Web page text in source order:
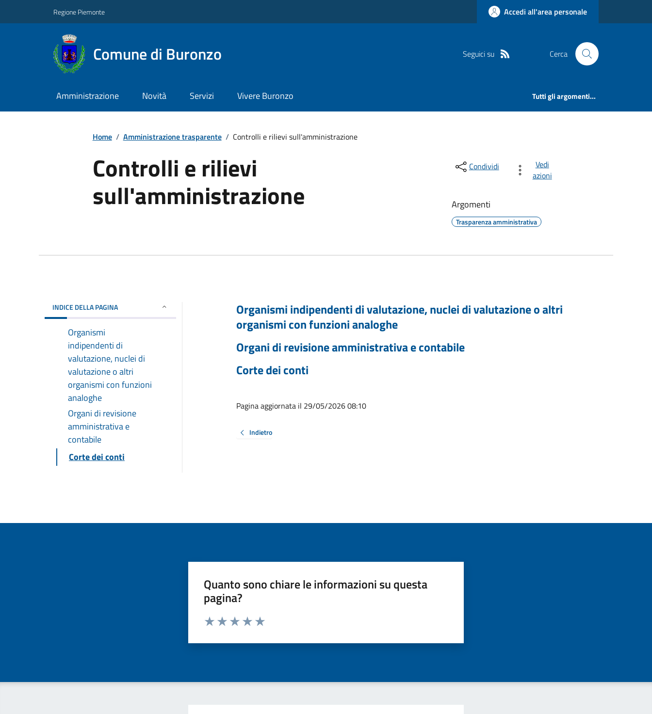
Regione Piemonte Accedi all'area personale
Comune di Buronzo Seguici su Cerca
Amministrazione Novità Servizi Vivere Buronzo Tutti gli argomenti...
Home / Amministrazione trasparente / Controlli e rilievi sull'amministrazione
Controlli e rilievi
sull'amministrazione
Condividi
Vedi
azioni
Argomenti
Trasparenza amministrativa
INDICE DELLA PAGINA
Organismi
indipendenti di
valutazione, nuclei di
valutazione o altri
organismi con funzioni
analoghe
Organi di revisione
amministrativa e
contabile
Corte dei conti
Organismi indipendenti di valutazione, nuclei di valutazione o altri
organismi con funzioni analoghe
Organi di revisione amministrativa e contabile
Corte dei conti
Pagina aggiornata il 29/05/2026 08:10
Indietro
Quanto sono chiare le informazioni su questa
pagina?
Valuta da 1 a 5 stelle la pagina